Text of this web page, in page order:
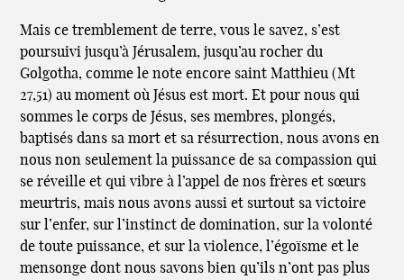
Mais ce tremblement de terre, vous le savez, s’est
poursuivi jusqu’à Jérusalem, jusqu’au rocher du
Golgotha, comme le note encore saint Matthieu (Mt
27,51) au moment où Jésus est mort. Et pour nous qui
sommes le corps de Jésus, ses membres, plongés,
baptisés dans sa mort et sa résurrection, nous avons en
nous non seulement la puissance de sa compassion qui
se réveille et qui vibre à l’appel de nos frères et sœurs
meurtris, mais nous avons aussi et surtout sa victoire
sur l’enfer, sur l’instinct de domination, sur la volonté
de toute puissance, et sur la violence, l’égoïsme et le
mensonge dont nous savons bien qu’ils n’ont pas plus